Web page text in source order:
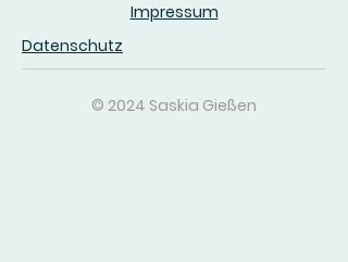
Impressum
Datenschutz
© 2024 Saskia Gießen